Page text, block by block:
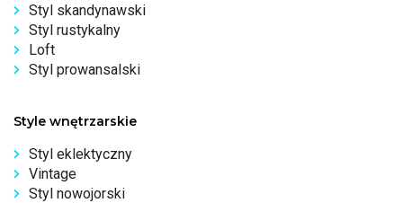
Styl skandynawski
Styl rustykalny
Loft
Styl prowansalski
Style wnętrzarskie
Styl eklektyczny
Vintage
Styl nowojorski